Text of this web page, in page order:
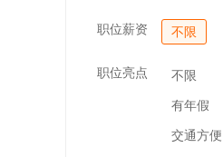
职位薪资 不限
职位亮点 不限
有年假
交通方便